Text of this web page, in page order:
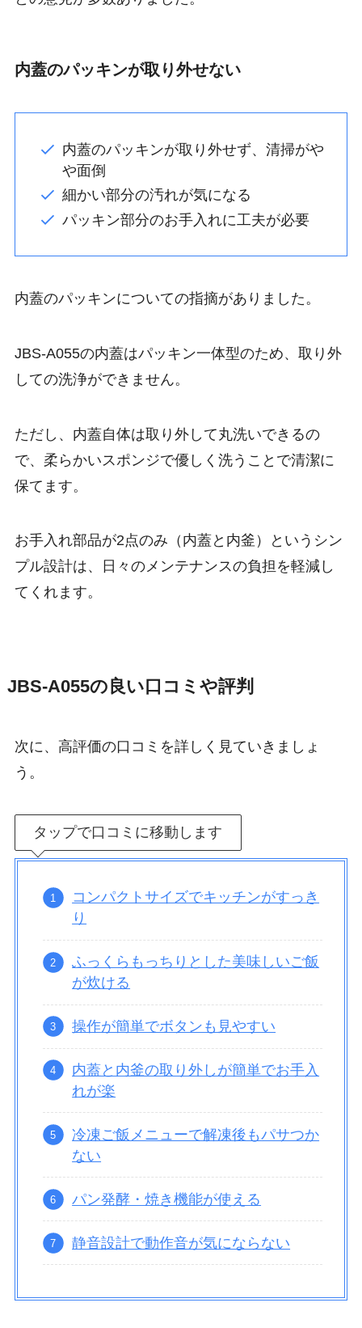
内蓋のパッキンが取り外せない
内蓋のパッキンが取り外せず、清掃がや
や面倒
細かい部分の汚れが気になる
パッキン部分のお手入れに工夫が必要
内蓋のパッキンについての指摘がありました。
JBS-A055の内蓋はパッキン一体型のため、取り外
しての洗浄ができません。
ただし、内蓋自体は取り外して丸洗いできるの
で、柔らかいスポンジで優しく洗うことで清潔に
保てます。
お手入れ部品が2点のみ（内蓋と内釜）というシン
プル設計は、日々のメンテナンスの負担を軽減し
てくれます。
JBS-A055の良い口コミや評判
次に、高評価の口コミを詳しく見ていきましょ
う。
タップで口コミに移動します
コンパクトサイズでキッチンがすっき
り
ふっくらもっちりとした美味しいご飯
が炊ける
操作が簡単でボタンも見やすい
内蓋と内釜の取り外しが簡単でお手入
れが楽
冷凍ご飯メニューで解凍後もパサつか
ない
パン発酵・焼き機能が使える
静音設計で動作音が気にならない